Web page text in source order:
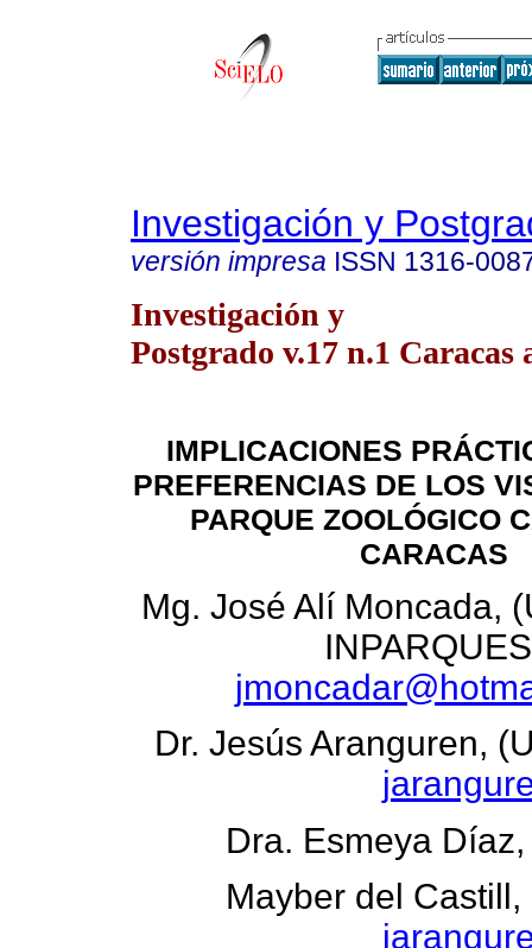
Investigación y
versión impresa ISSN 1316-
Investigación y
Postgrado v.17 n.1 Caracas
IMPLICACIONES
PREFERENCIAS DE LOS
PARQUE ZOOLÓGICO
CARACAS
Mg. José Alí Moncada,
Dr. Jesús Aranguren,
Dra. Esmeya
Mayber del